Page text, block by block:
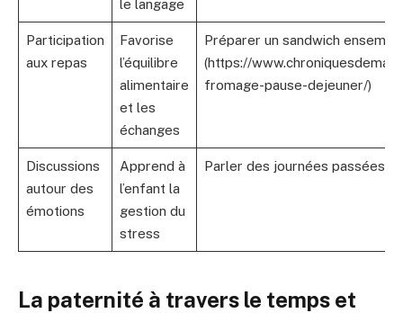
le langage
Participation
aux repas
Favorise
l’équilibre
alimentaire
et les
échanges
Préparer un sandwich
(https://
fromage-pause-dejeuner/)
Discussions
autour des
émotions
Apprend à
l’enfant la
gestion du
stress
Parler des journées passées
La paternité à travers le temps et